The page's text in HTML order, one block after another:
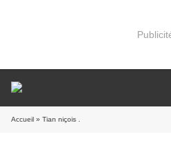
Accueil » Tian niçois .